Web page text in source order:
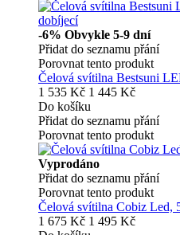
-6% Obvykle 5-9 dní
Přidat do seznamu přání
Porovnat tento produkt
Čelová svítilna Bestsuni
1 535 Kč 1 445 Kč
Do košíku
Přidat do seznamu přání
Porovnat tento produkt
Vyprodáno
Přidat do seznamu přání
Porovnat tento produkt
Čelová svítilna Cobiz Led,
1 675 Kč 1 495 Kč